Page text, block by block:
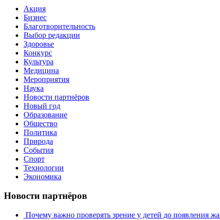
Акция
Бизнес
Благотворительность
Выбор редакции
Здоровье
Конкурс
Культура
Медицина
Мероприятия
Наука
Новости партнёров
Новый год
Образование
Общество
Политика
Природа
События
Спорт
Технологии
Экономика
Новости партнёров
Почему важно проверять зрение у детей до появления